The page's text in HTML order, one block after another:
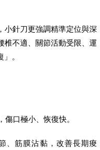
小針刀更強調精準定位與深
椎不適、關節活動受限、運
。
口極小、恢復快。
、筋膜沾黏，改善長期痠